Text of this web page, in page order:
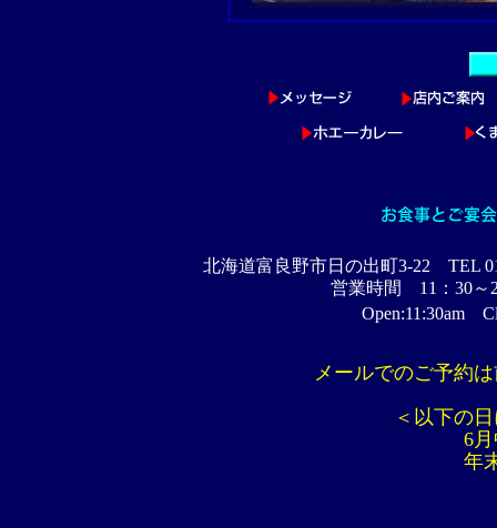
北海道富良野市日の出町3-22 TEL
営業時間 11：30～
Open:11:30am
メールでのご予約
＜以下の
6